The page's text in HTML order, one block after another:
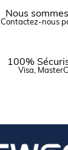
Nous
Contactez-nous
100%
Visa,